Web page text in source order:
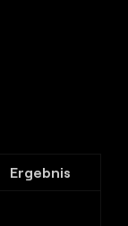
Ergebnis